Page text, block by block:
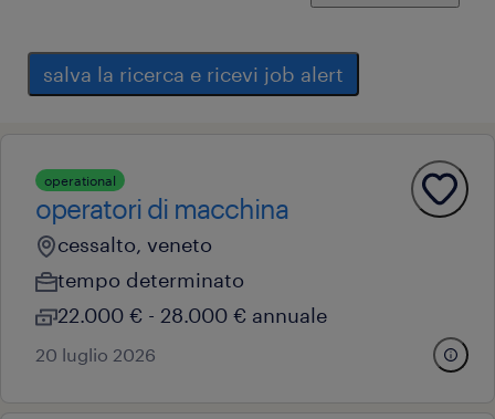
salva la ricerca e ricevi job alert
operational
operatori di macchina
cessalto, veneto
tempo determinato
22.000 € - 28.000 € annuale
20 luglio 2026